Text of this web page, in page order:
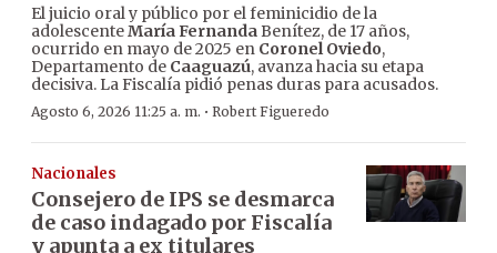
El juicio oral y público por el feminicidio de la
adolescenteMaría FernandaBenítez, de 17 años,
ocurrido en mayo de 2025 en Coronel Oviedo,
Departamento de Caaguazú, avanza hacia su etapa
decisiva. La Fiscalía pidió penas duras para acusados.
Agosto 6, 2026 11:25 a. m. · Robert Figueredo
Nacionales
Consejero de IPS se desmarca
de caso indagado por Fiscalía
y apunta a ex titulares